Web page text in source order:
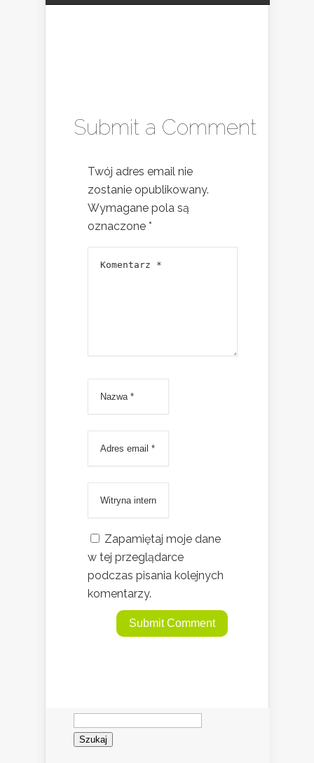
Submit a Comment
Twój adres email nie
zostanie opublikowany.
Wymagane pola są
oznaczone *
Zapamiętaj moje dane
w tej przeglądarce
podczas pisania kolejnych
komentarzy.
Szukaj: